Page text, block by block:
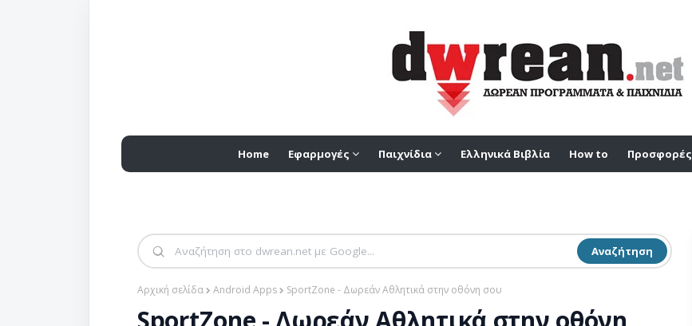
Home Εφαρμογές Παιχνίδια Ελληνικά Βιβλία How to Προσφορές
Αναζήτηση
Αρχική σελίδα Android Apps SportZone - Δωρεάν Αθλητικά στην οθόνη σου